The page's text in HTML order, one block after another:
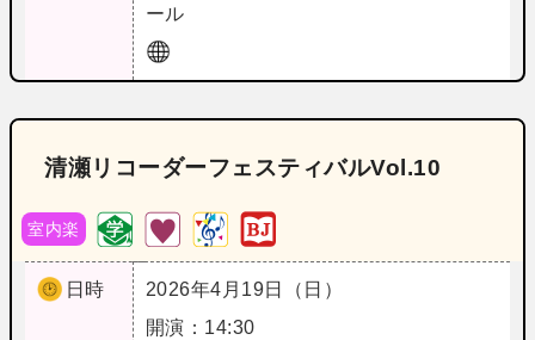
ール
清瀬リコーダーフェスティバルVol.10
室内楽
日時
2026年4月19日（日）
開演：14:30